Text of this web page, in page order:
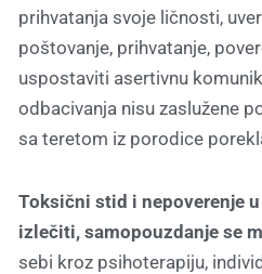
prihvatanja svoje ličnosti,
poštovanje, prihvatanje,
uspostaviti asertivnu
odbacivanja nisu zaslužene
sa teretom iz porodice
Toksični stid i nepoverenje
izlečiti, samopouzdanje se
sebi kroz psihoterapiju,